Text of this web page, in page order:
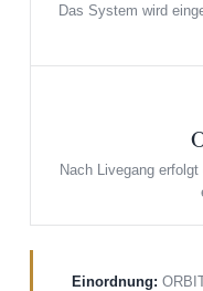
Das System wird
Nach Livegang
Einordnung: